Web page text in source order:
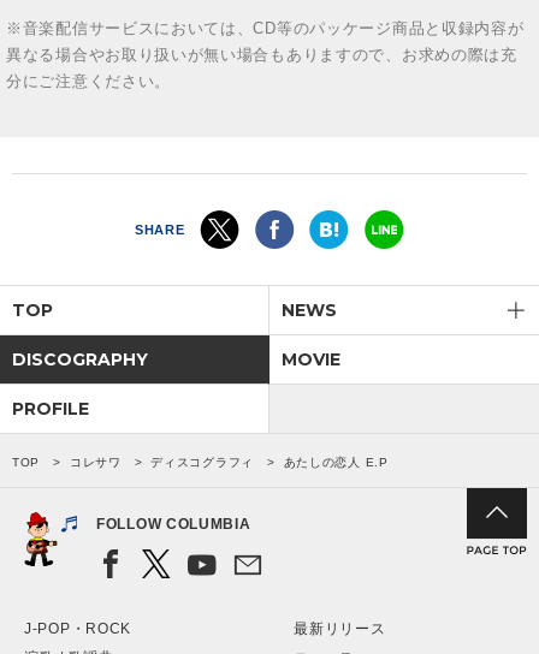
※音楽配信サービスにおいては、CD等のパッケージ商品と収録内容が
異なる場合やお取り扱いが無い場合もありますので、お求めの際は充
分にご注意ください。
SHARE
TOP NEWS
DISCOGRAPHY MOVIE
PROFILE
TOP コレサワ ディスコグラフィ あたしの恋人 E.P
FOLLOW COLUMBIA
J-POP・ROCK
最新リリース